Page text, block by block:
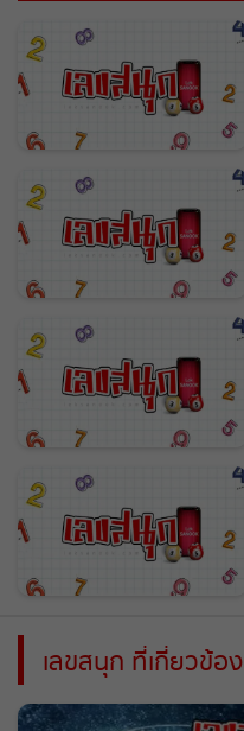
เลขสนุก ที่เกี่ยวข้อง